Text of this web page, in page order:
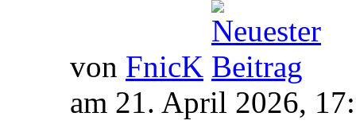
von FnicK
am 21. April 2026,